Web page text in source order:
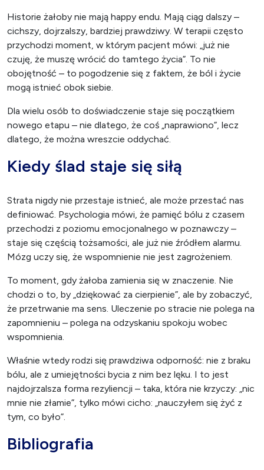
Historie żałoby nie mają happy endu. Mają ciąg dalszy –
cichszy, dojrzalszy, bardziej prawdziwy. W terapii często
przychodzi moment, w którym pacjent mówi: „już nie
czuję, że muszę wrócić do tamtego życia”. To nie
obojętność – to pogodzenie się z faktem, że ból i życie
mogą istnieć obok siebie.
Dla wielu osób to doświadczenie staje się początkiem
nowego etapu – nie dlatego, że coś „naprawiono”, lecz
dlatego, że można wreszcie oddychać.
Kiedy ślad staje się siłą
Strata nigdy nie przestaje istnieć, ale może przestać nas
definiować. Psychologia mówi, że pamięć bólu z czasem
przechodzi z poziomu emocjonalnego w poznawczy –
staje się częścią tożsamości, ale już nie źródłem alarmu.
Mózg uczy się, że wspomnienie nie jest zagrożeniem.
To moment, gdy żałoba zamienia się w znaczenie. Nie
chodzi o to, by „dziękować za cierpienie”, ale by zobaczyć,
że przetrwanie ma sens. Uleczenie po stracie nie polega na
zapomnieniu – polega na odzyskaniu spokoju wobec
wspomnienia.
Właśnie wtedy rodzi się prawdziwa odporność: nie z braku
bólu, ale z umiejętności bycia z nim bez lęku. I to jest
najdojrzalsza forma rezyliencji – taka, która nie krzyczy: „nic
mnie nie złamie”, tylko mówi cicho: „nauczyłem się żyć z
tym, co było”.
Bibliografia